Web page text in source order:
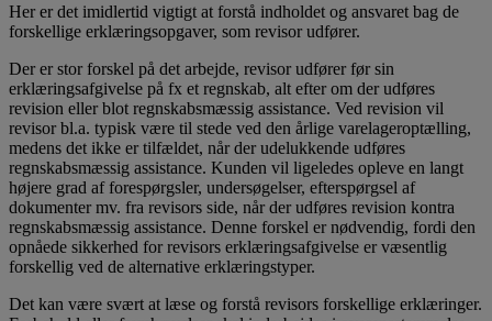
Her er det imidlertid vigtigt at forstå indholdet og ansvaret bag de
forskellige erklæringsopgaver, som revisor udfører.
Der er stor forskel på det arbejde, revisor udfører før sin
erklæringsafgivelse på fx et regnskab, alt efter om der udføres
revision eller blot regnskabsmæssig assistance. Ved revision vil
revisor bl.a. typisk være til stede ved den årlige varelageroptælling,
medens det ikke er tilfældet, når der udelukkende udføres
regnskabsmæssig assistance. Kunden vil ligeledes opleve en langt
højere grad af forespørgsler, undersøgelser, efterspørgsel af
dokumenter mv. fra revisors side, når der udføres revision kontra
regnskabsmæssig assistance. Denne forskel er nødvendig, fordi den
opnåede sikkerhed for revisors erklæringsafgivelse er væsentlig
forskellig ved de alternative erklæringstyper.
Det kan være svært at læse og forstå revisors forskellige erklæringer.